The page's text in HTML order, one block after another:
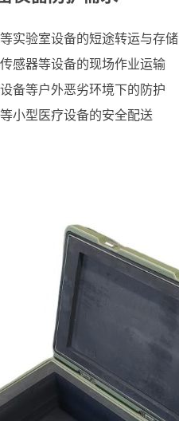
实验室设备的短途转运与存储
感器等设备的现场作业运输
备等户外恶劣环境下的防护
小型医疗设备的安全配送